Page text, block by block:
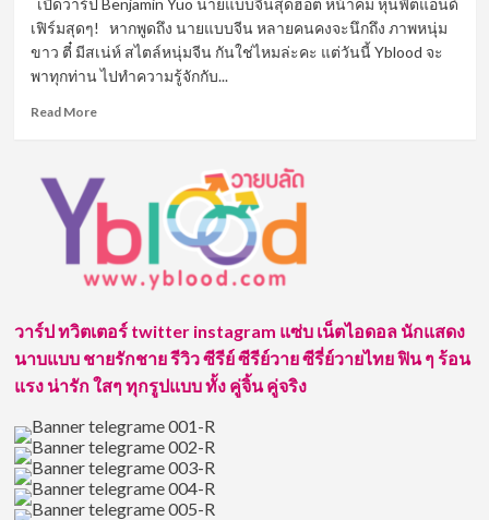
แบบ
สุด
ฮอต
แดน
พร้อม
ผล
งาน
สุด
เซ็กซี่
กร้าว
สุดๆ!
เปิดวาร์ป Benjamin Yuo นายแบบจีนสุดฮอต หน้าคม หุ่นฟิตแอนด์
เฟิร์มสุดๆ! หากพูดถึง นายแบบจีน หลายคนคงจะนึกถึง ภาพหนุ่ม
ขาว ตี๋ มีสเน่ห์ สไตล์หนุ่มจีน กันใช่ไหมล่ะคะ แต่วันนี้ Yblood จะ
พาทุกท่าน ไปทำความรู้จักกับ...
Read MoreRead
วาร์
Benjamin
Yuo
นาย
สุด
ฮอต
หน้า
หุ่น
ฟิต
แอนด์
เฟิร์ม
สุดๆ!
วาร์ป ทวิตเตอร์ twitter instagram แซ่บ เน็ตไอดอล นักแสดง
นาบแบบ ชายรักชาย รีวิว ซีรีย์ ซีรีย์วาย ซีรี่ย์วายไทย ฟิน ๆ ร้อน
แรง น่ารัก ใสๆ ทุกรูปแบบ ทั้ง คู่จิ้น คู่จริง